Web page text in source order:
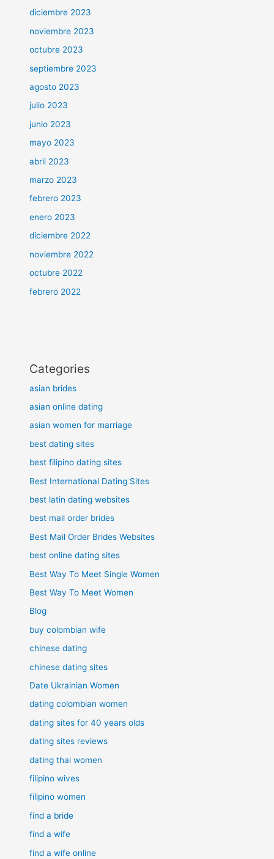
diciembre 2023
noviembre 2023
octubre 2023
septiembre 2023
agosto 2023
julio 2023
junio 2023
mayo 2023
abril 2023
marzo 2023
febrero 2023
enero 2023
diciembre 2022
noviembre 2022
octubre 2022
febrero 2022
Categories
asian brides
asian online dating
asian women for marriage
best dating sites
best filipino dating sites
Best International Dating Sites
best latin dating websites
best mail order brides
Best Mail Order Brides Websites
best online dating sites
Best Way To Meet Single Women
Best Way To Meet Women
Blog
buy colombian wife
chinese dating
chinese dating sites
Date Ukrainian Women
dating colombian women
dating sites for 40 years olds
dating sites reviews
dating thai women
filipino wives
filipino women
find a bride
find a wife
find a wife online